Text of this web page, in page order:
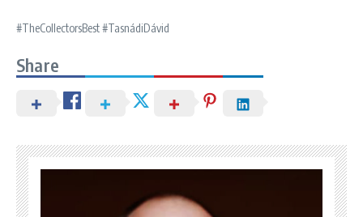
#TheCollectorsBest #TasnádiDávid
Share